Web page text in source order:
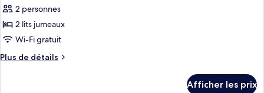
pour
ce
type
chambre :
2 personnes
2 lits jumeaux
Wi-Fi gratuit
Plus de détails
Plus
Afficher les prix